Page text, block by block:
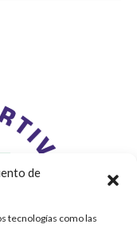
de
tecnologías como las